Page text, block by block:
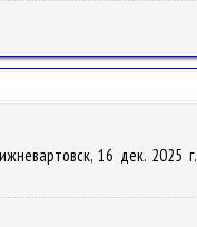
16 дек. 2025